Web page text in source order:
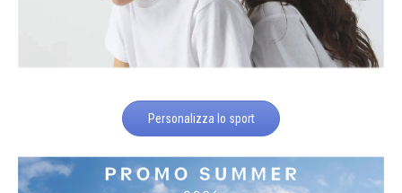
Personalizza lo sport